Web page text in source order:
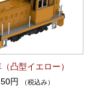
凸型イエロー）
円
（税込み）